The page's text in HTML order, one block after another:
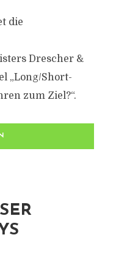
die
Drescher &
„Long/Short-
zum Ziel?“.